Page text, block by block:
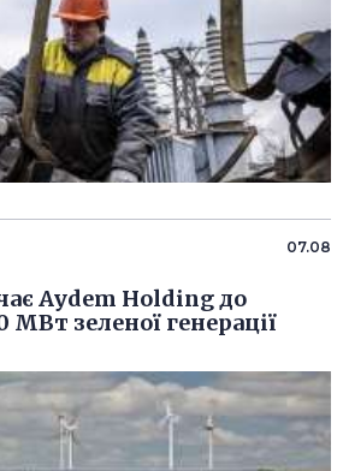
07.08
Aydem Holding до
МВт зеленої генерації